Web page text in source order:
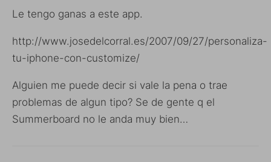
Le tengo ganas a este app.
http://www.josedelcorral.es/2007/09/27/personaliza-
tu-iphone-con-customize/
Alguien me puede decir si vale la pena o trae
problemas de algun tipo? Se de gente q el
Summerboard no le anda muy bien…